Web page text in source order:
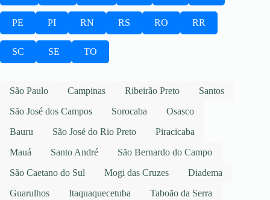
PE PI RN RS RO RR
SC SE TO
São Paulo Campinas Ribeirão Preto
Santos
São José dos Campos
Sorocaba
Osasco
Bauru
São José do Rio Preto
Piracicaba
Mauá
Santo André
São Bernardo do Campo
São Caetano do Sul
Mogi das Cruzes
Diadema
Guarulhos
Itaquaquecetuba
Taboão da Serra